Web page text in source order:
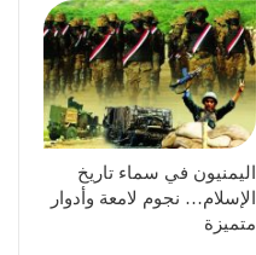
اليمنيون في سماء تاريخ
الإسلام… نجوم لامعة وأدوار
متميزة